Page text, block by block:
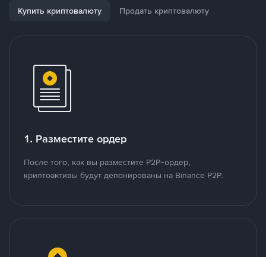
Купить криптовалюту Продать криптовалюту
1. Разместите ордер
После того, как вы разместите P2P-ордер,
криптоактивы будут депонированы на Binance P2P.